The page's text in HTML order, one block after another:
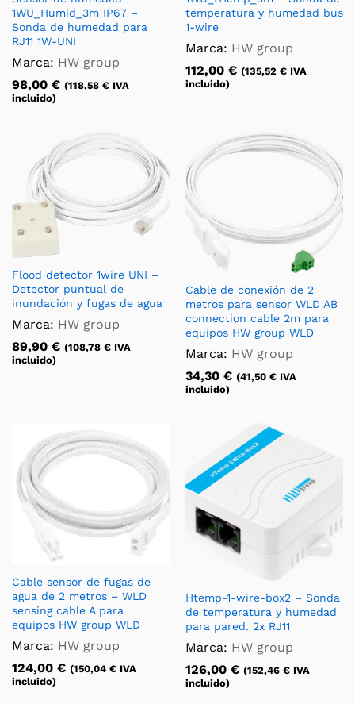
1WU_Humid_3m IP67 –
Sonda de humedad para
RJ11 1W-UNI
Marca: HW group
98,00 € (118,58 € IVA
incluido)
temperatura y humedad bus
1-wire
Marca: HW group
112,00 € (135,52 € IVA
incluido)
Flood detector 1wire UNI –
Detector puntual de
inundación y fugas de agua
Marca: HW group
89,90 € (108,78 € IVA
incluido)
Cable de conexión de 2
metros para sensor WLD AB
connection cable 2m para
equipos HW group WLD
Marca: HW group
34,30 € (41,50 € IVA
incluido)
Cable sensor de fugas de
agua de 2 metros – WLD
sensing cable A para
equipos HW group WLD
Marca: HW group
124,00 € (150,04 € IVA
incluido)
Htemp-1-wire-box2 – Sonda
de temperatura y humedad
para pared. 2x RJ11
Marca: HW group
126,00 € (152,46 € IVA
incluido)